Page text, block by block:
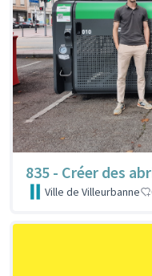
835 - Créer des
Ville de Villeurbanne